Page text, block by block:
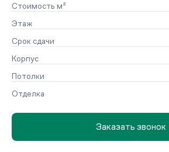
Стоимость м²
Этаж
Срок сдачи
Корпус
Потолки
Отделка
Заказать звонок